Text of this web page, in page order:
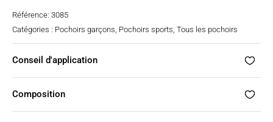
Référence: 3085
Catégories : Pochoirs garçons, Pochoirs sports, Tous les pochoirs
Conseil d'application
Composition